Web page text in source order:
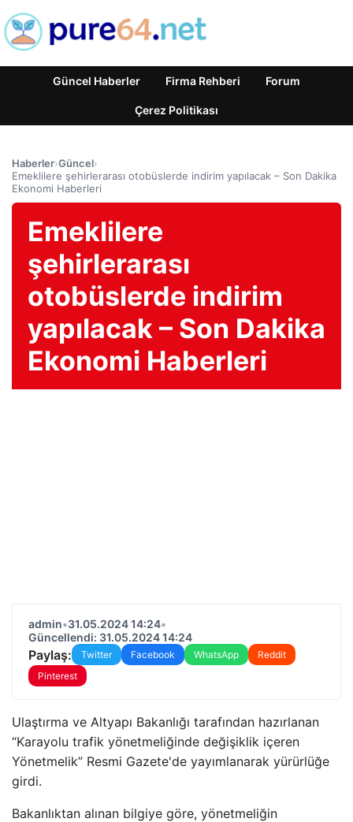
Güncel Haberler Firma Rehberi Forum
Çerez Politikası
Haberler›Güncel›
Emeklilere şehirlerarası otobüslerde indirim yapılacak – Son Dakika
Ekonomi Haberleri
Emeklilere
şehirlerarası
otobüslerde indirim
yapılacak – Son Dakika
Ekonomi Haberleri
admin•31.05.2024 14:24•
Güncellendi: 31.05.2024 14:24
Paylaş: Twitter Facebook WhatsApp
Reddit
Pinterest
Ulaştırma ve Altyapı Bakanlığı tarafından hazırlanan
“Karayolu trafik yönetmeliğinde değişiklik içeren
Yönetmelik” Resmi Gazete'de yayımlanarak yürürlüğe
girdi.
Bakanlıktan alınan bilgiye göre, yönetmeliğin